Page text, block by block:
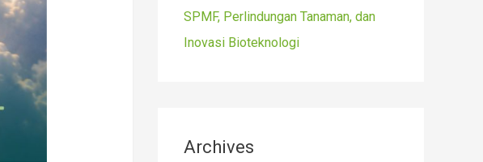
SPMF, Perlindungan Tanaman, dan
Inovasi Bioteknologi
Archives